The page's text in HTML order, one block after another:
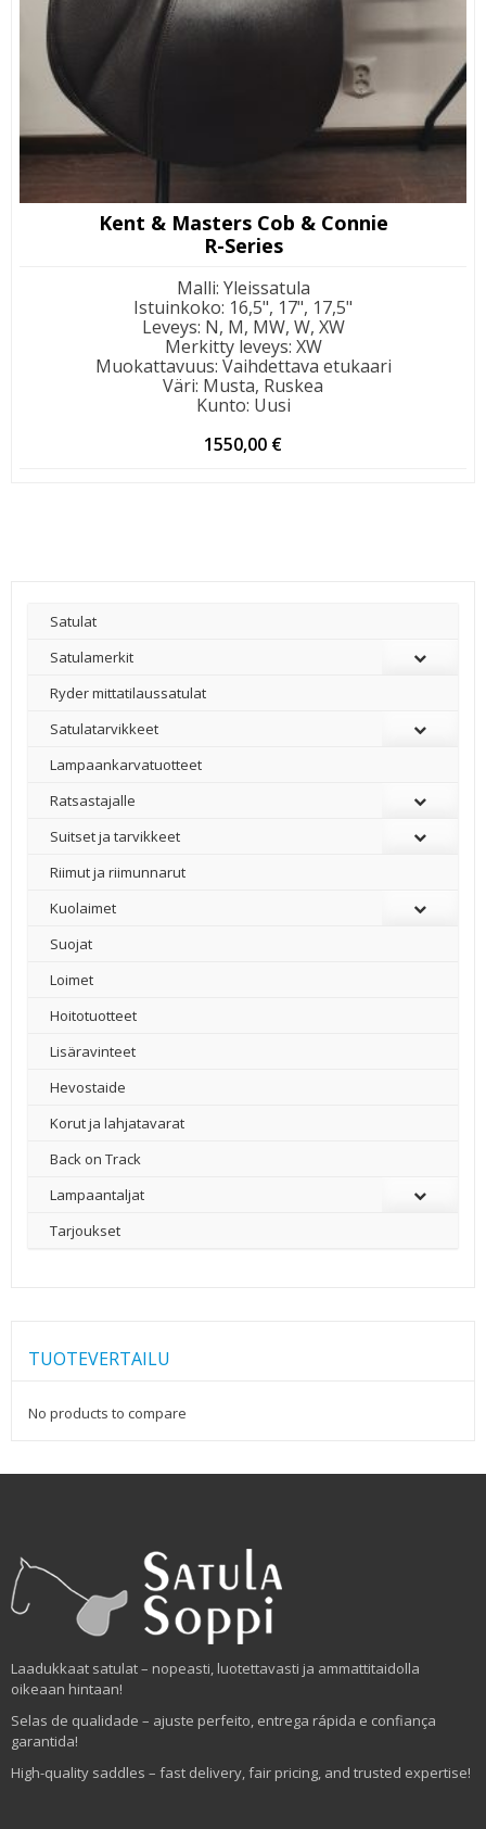
Kent & Masters Cob & Connie
R-Series
Malli: Yleissatula
Istuinkoko: 16,5", 17", 17,5"
Leveys: N, M, MW, W, XW
Merkitty leveys: XW
Muokattavuus: Vaihdettava etukaari
Väri: Musta, Ruskea
Kunto: Uusi
1550,00 €
Satulat
Satulamerkit
Ryder mittatilaussatulat
Satulatarvikkeet
–
Lampaankarvatuotteet
Ratsastajalle
Suitset ja tarvikkeet
Riimut ja riimunnarut
Kuolaimet
Suojat
Loimet
Hoitotuotteet
Lisäravinteet
Hevostaide
Korut ja lahjatavarat
Back on Track
Lampaantaljat
Tarjoukset
TUOTEVERTAILU
No products to compare
Laadukkaat satulat – nopeasti, luotettavasti ja ammattitaidolla
oikeaan hintaan!
Selas de qualidade – ajuste perfeito, entrega rápida e confiança
garantida!
High-quality saddles – fast delivery, fair pricing, and trusted expertise!